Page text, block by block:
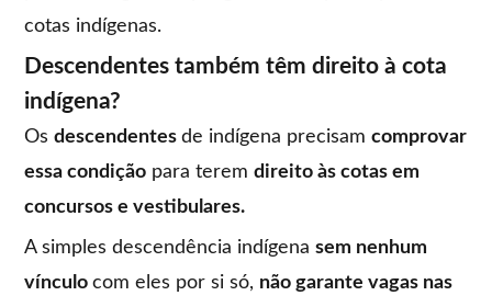
cotas indígenas.
Descendentes também têm direito à cota
indígena?
Osdescendentesde indígena precisamcomprovar
essa condição para teremdireito às cotas em
concursos e vestibulares.
A simples descendência indígenasem nenhum
vínculocom eles por si só, não garante vagas nas